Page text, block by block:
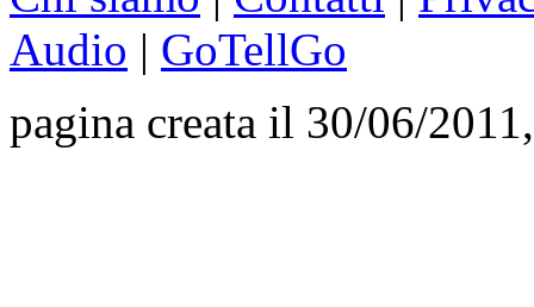
Audio | GoTellGo
pagina creata il 30/06/